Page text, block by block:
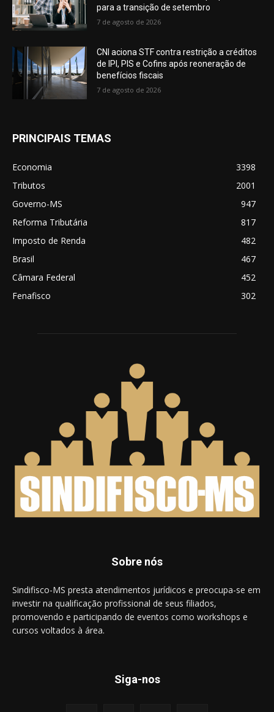
para a transição de setembro
7 de agosto de 2026
CNI aciona STF contra restrição a créditos
de IPI, PIS e Cofins após reoneração de
benefícios fiscais
7 de agosto de 2026
PRINCIPAIS TEMAS
Economia
3398
Tributos
2001
Governo-MS
947
Reforma Tributária
817
Imposto de Renda
482
Brasil
467
Câmara Federal
452
Fenafisco
302
Sobre nós
Sindifisco-MS presta atendimentos jurídicos e preocupa-se em
investir na qualificação profissional de seus filiados,
promovendo e participando de eventos como workshops e
cursos voltados à área.
Siga-nos